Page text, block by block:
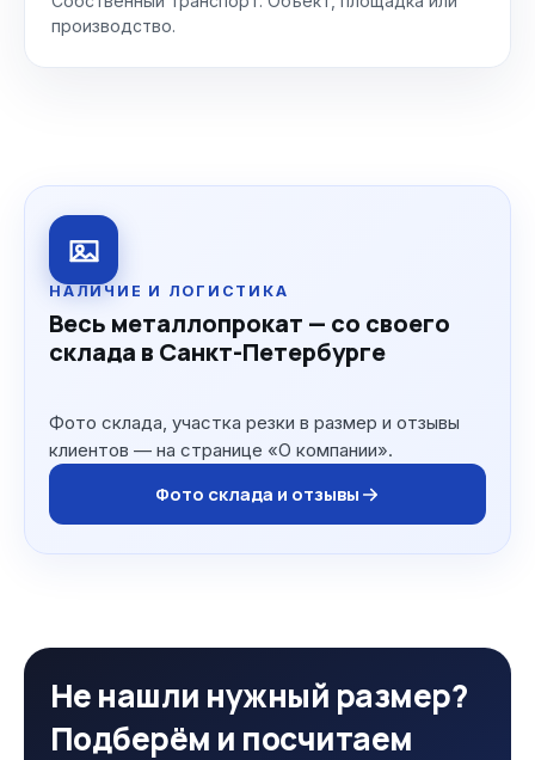
производство.
НАЛИЧИЕ И ЛОГИСТИКА
Весь металлопрокат — со своего
склада в Санкт-Петербурге
Фото склада, участка резки в размер и отзывы
клиентов — на странице «О компании».
Фото склада и отзывы
Не нашли нужный размер?
Подберём и посчитаем